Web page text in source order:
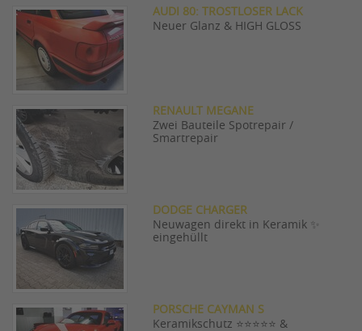
AUDI 80: TROSTLOSER LACK
Neuer Glanz & HIGH GLOSS
RENAULT MEGANE
Zwei Bauteile Spotrepair /
Smartrepair
DODGE CHARGER
Neuwagen direkt in Keramik ✨
eingehüllt
PORSCHE CAYMAN S
Keramikschutz ⭐⭐⭐⭐⭐ &